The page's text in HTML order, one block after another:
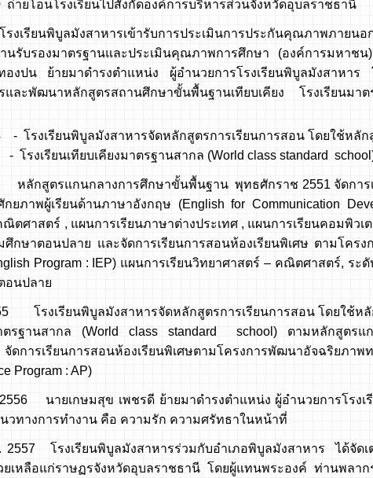
โรงเรียนไปสังกัดองค์การบริหารส่วนจังหวัดอุบลราชธานี
นพิบูลมังสาหารเข้ารับการประเมินการประกันคุณภาพภายนอก
นรับรองมาตรฐานและประเมินคุณภาพการศึกษา (องค์การมหา
งปน ย้ายมาดำรงตำแหน่ง ผู้อำนวยการโรงเรียนพิบูลมังสาหาร
ละพัฒนาหลักสูตรสถานศึกษาขั้นพื้นฐานเทียบเคียง โรงเรียนม
ยนพิบูลมังสาหารจัดหลักสูตรการเรียนการสอน โดยใช้หลัก
เคียงมาตรฐานสากล (World class standard school)
งการศึกษาขั้นพื้นฐาน พุทธศักราช 2551 จัดการเรียน
ยภาพผู้เรียนด้านภาษาอังกฤษ (English for Communication
ณิตศาสตร์ , แผนการเรียนภาษาต่างประเทศ , แผนการเรียนคอมพิว
กษาตอนปลาย และจัดการเรียนการสอนห้องเรียนพิเศษ ตามโครง
Program : IEP) แผนการเรียนวิทยาศาสตร์ – คณิตศาสตร์, ร
อนปลาย
ยนพิบูลมังสาหารจัดหลักสูตรการเรียนการสอน โดยใช้หลัก
มาตรฐานสากล (World class standard school) ตามหลักสูตรแ
การเรียนการสอนห้องเรียนพิเศษตามโครงการพัฒนาอัจฉริยภา
Program : AP)
ษมสุข เพชรดี ย้ายมาดำรงตำแหน่ง ผู้อำนวยการโรงเรีย
วทางการทำงาน คือ ความรัก ความศรัทธาในหน้าที่
ยนพิบูลมังสาหารร่วมกับอำเภอพิบูลมังสาหาร ได้จัดเตรี
เหลือแก่ราษฏรจังหวัดอุบลราชธานี โดยผู้แทนพระองค์ ท่านพลา